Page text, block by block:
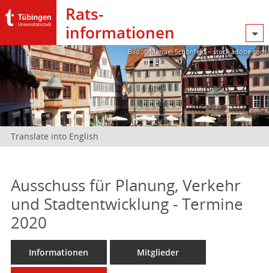
Rats­
informationen
Bild: @Manuel Schönfeld – stock.adobe.com
Translate into English
Ausschuss für Planung, Verkehr
und Stadtentwicklung - Termine
2020
Informationen Mitglieder